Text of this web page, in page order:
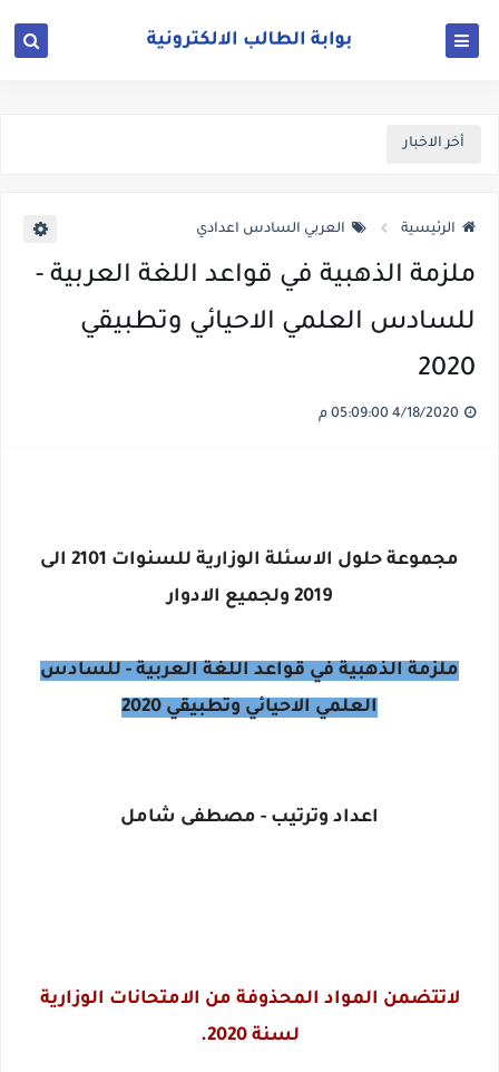
أخر الاخبار
الرئيسية العربي السادس اعدادي
ملزمة الذهبية في قواعد اللغة العربية -
للسادس العلمي الاحيائي وتطبيقي
2020
مجموعة حلول الاسئلة الوزارية للسنوات 2101 الى
2019 ولجميع الادوار
ملزمة الذهبية في قواعد اللغة العربية - للسادس
العلمي الاحيائي وتطبيقي 2020
اعداد وترتيب - مصطفى شامل
لاتتضمن المواد المحذوفة من الامتحانات الوزارية
لسنة 2020.